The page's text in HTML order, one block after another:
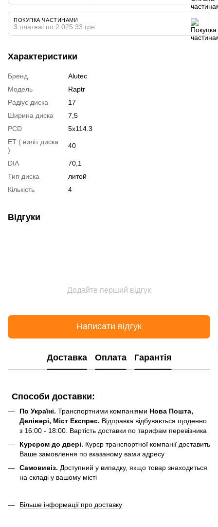
ПОКУПКА ЧАСТИНАМИ
3 платежі по 2 025.33 грн
Характеристики
Бренд
Alutec
Модель
Raptr
Радіус диска
17
Ширина диска
7,5
PCD
5x114.3
ET ( виліт диска
)
40
DIA
70,1
Тип диска
литой
Кількість
4
Відгуки
Додайте перший відгук
Написати відгук
Доставка Оплата Гарантія
Способи доставки:
По Україні. Транспортними компаніями Нова Пошта,
Делівері, Міст Експрес. Відправка відбувається щоденно
з 16:00 - 18:00. Вартість доставки по тарифам перевізника
Курєром до двері. Курєр транспортної компанії доставить
Ваше замовлення по вказаному вами адресу
Самовивіз. Доступний у випадку, якщо товар знаходиться
на складі у вашому місті
Більше інформації про доставку